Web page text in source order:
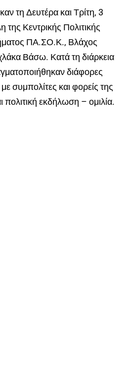
τη Δευτέρα και Τρίτη, 3
της Κεντρικής Πολιτικής
ΠΑ.ΣΟ.Κ., Βλάχος
Βάσω. Κατά τη διάρκεια
διάφορες
συμπολίτες και φορείς της
πολιτική εκδήλωση – ομιλία.